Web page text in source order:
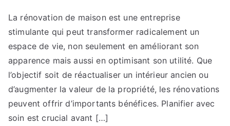
les
défis
les
plus
fréquents
des
rénovations
de
La rénovation de maison est une entreprise
stimulante qui peut transformer radicalement un
espace de vie, non seulement en améliorant son
apparence mais aussi en optimisant son utilité. Que
l’objectif soit de réactualiser un intérieur ancien ou
d’augmenter la valeur de la propriété, les rénovations
peuvent offrir d’importants bénéfices. Planifier avec
soin est crucial avant […]